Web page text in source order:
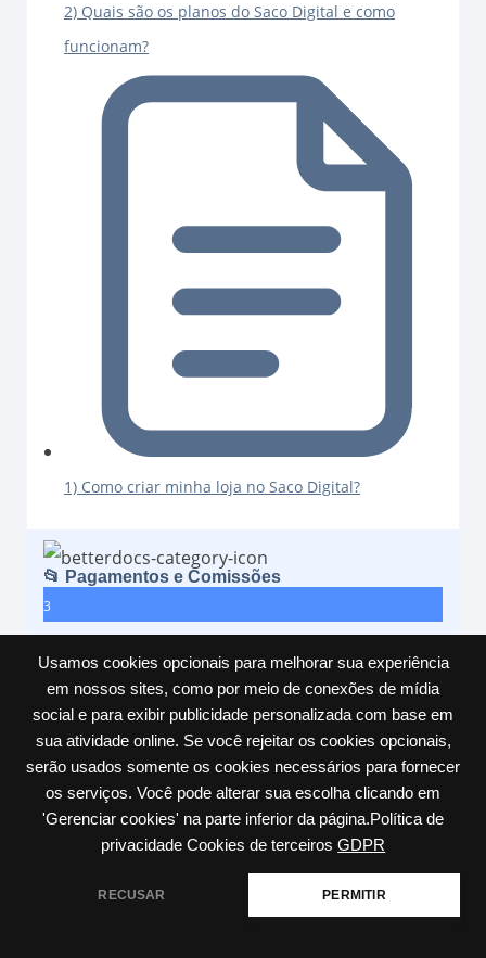
Usamos cookies opcionais para melhorar sua experiência
em nossos sites, como por meio de conexões de mídia
social e para exibir publicidade personalizada com base em
sua atividade online. Se você rejeitar os cookies opcionais,
serão usados somente os cookies necessários para fornecer
os serviços. Você pode alterar sua escolha clicando em
'Gerenciar cookies' na parte inferior da página.Política de
privacidade Cookies de terceiros GDPR
RECUSAR PERMITIR
2) Quais são os planos do Saco Digital e como
funcionam?
1) Como criar minha loja no Saco Digital?
📂 Pagamentos e Comissões
3